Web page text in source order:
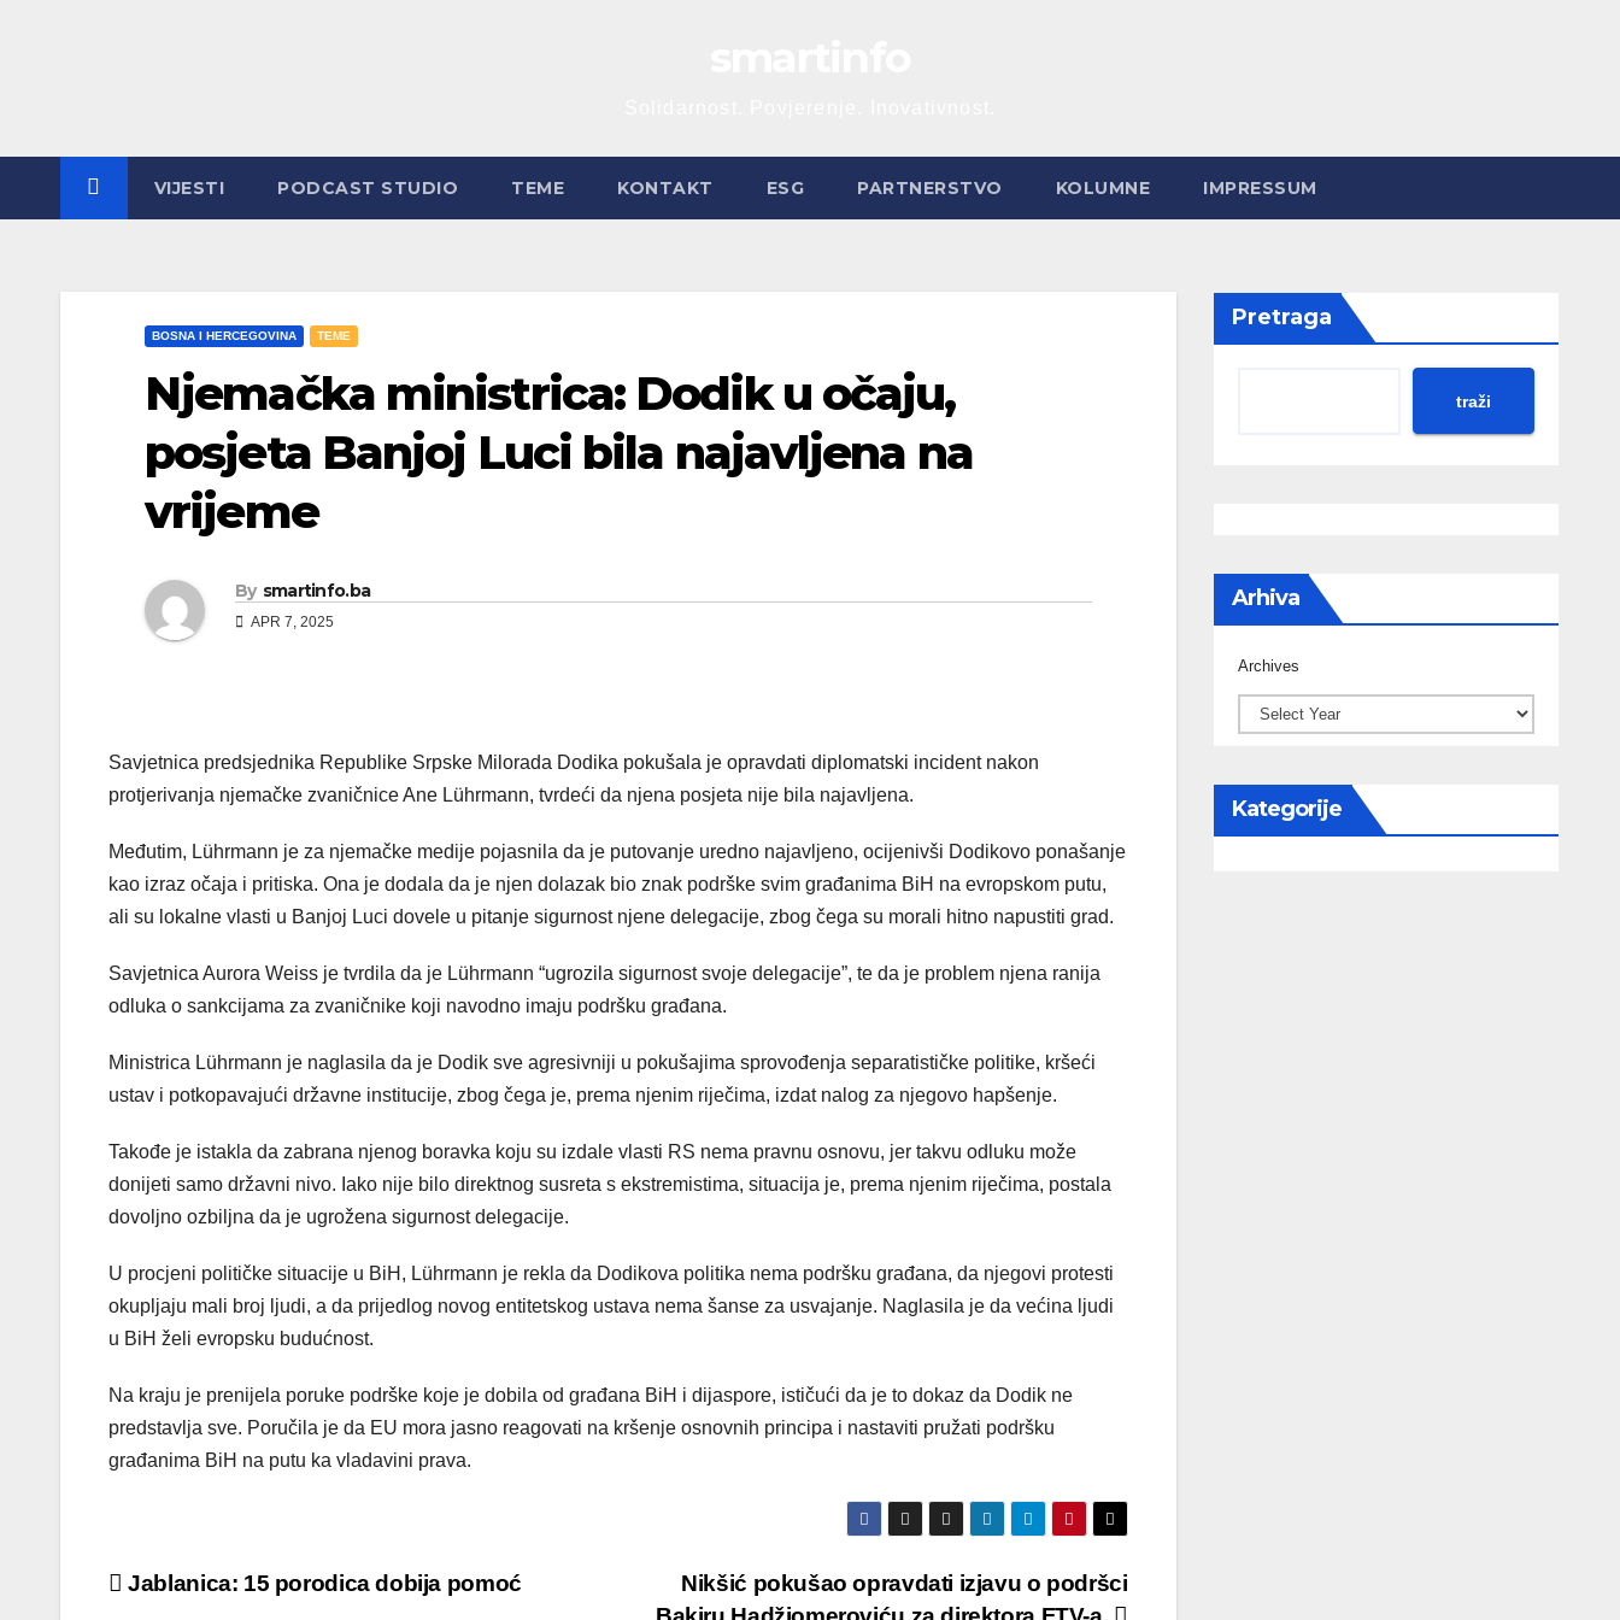
VIJESTI PODCAST STUDIO TEME KONTAKT ESG PARTNERSTVO KOLUMNE IMPRESSUM
BOSNA I HERCEGOVINA TEME
Njemačka ministrica: Dodik u očaju,
posjeta Banjoj Luci bila najavljena na
vrijeme
By smartinfo.ba
APR 7, 2025
Savjetnica predsjednika Republike Srpske Milorada Dodika pokušala je opravdati diplomatski incident nakon
protjerivanja njemačke zvaničnice Ane Lührmann, tvrdeći da njena posjeta nije bila najavljena.
Međutim, Lührmann je za njemačke medije pojasnila da je putovanje uredno najavljeno, ocijenivši Dodikovo ponašanje
kao izraz očaja i pritiska. Ona je dodala da je njen dolazak bio znak podrške svim građanima BiH na evropskom putu,
ali su lokalne vlasti u Banjoj Luci dovele u pitanje sigurnost njene delegacije, zbog čega su morali hitno napustiti grad.
Savjetnica Aurora Weiss je tvrdila da je Lührmann “ugrozila sigurnost svoje delegacije”, te da je problem njena ranija
odluka o sankcijama za zvaničnike koji navodno imaju podršku građana.
Ministrica Lührmann je naglasila da je Dodik sve agresivniji u pokušajima sprovođenja separatističke politike, kršeći
ustav i potkopavajući državne institucije, zbog čega je, prema njenim riječima, izdat nalog za njegovo hapšenje.
Takođe je istakla da zabrana njenog boravka koju su izdale vlasti RS nema pravnu osnovu, jer takvu odluku može
donijeti samo državni nivo. Iako nije bilo direktnog susreta s ekstremistima, situacija je, prema njenim riječima, postala
dovoljno ozbiljna da je ugrožena sigurnost delegacije.
U procjeni političke situacije u BiH, Lührmann je rekla da Dodikova politika nema podršku građana, da njegovi protesti
okupljaju mali broj ljudi, a da prijedlog novog entitetskog ustava nema šanse za usvajanje. Naglasila je da većina ljudi
u BiH želi evropsku budućnost.
Na kraju je prenijela poruke podrške koje je dobila od građana BiH i dijaspore, ističući da je to dokaz da Dodik ne
predstavlja sve. Poručila je da EU mora jasno reagovati na kršenje osnovnih principa i nastaviti pružati podršku
građanima BiH na putu ka vladavini prava.
Post
Nikšić pokušao opravdati izjavu o podršci
Jablanica: 15 porodica dobija pomoć
Pretraga
traži
Arhiva
Archives
Kategorije